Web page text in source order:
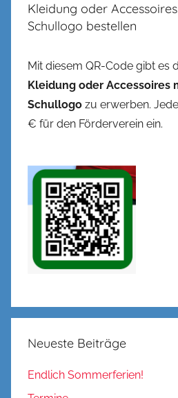
Kleidung oder
Schullogo bestellen
Mit diesem QR-Code gibt es
Kleidung oder Accessoires
Schullogo zu erwerben.
€ für den Förderverein ein.
Neueste Beiträge
Endlich Sommerferien!